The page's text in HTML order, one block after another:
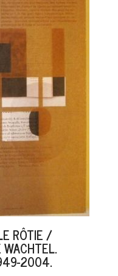
RÔTIE /
2004.